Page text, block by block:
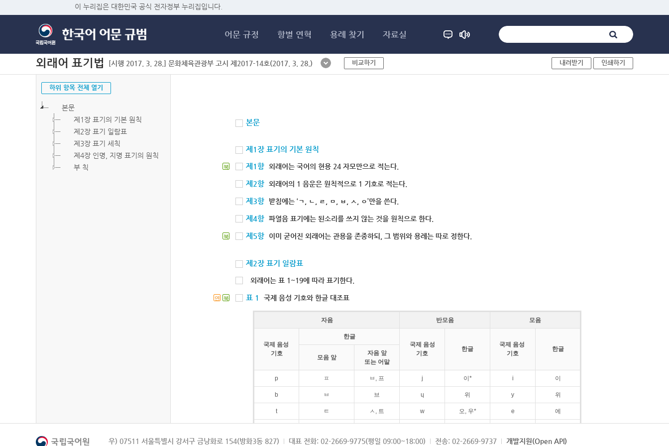
이 누리집은 대한민국 공식 전자정부 누리집입니다.
어문 규정 항별 연혁 용례 찾기 자료실
외래어 표기법 [시행 2017. 3. 28.] 문화체육관광부 고시 제2017-14호(2017. 3. 28.) 비교하기 내려받기 인쇄하기
하위 항목 전체 열기
본문
제1장 표기의 기본 원칙
제2장 표기 일람표
제3장 표기 세칙
제4장 인명, 지명 표기의 원칙
부 칙
본문
제1장 표기의 기본 원칙
북 제1항 외래어는 국어의 현용 24 자모만으로 적는다.
제2항 외래어의 1 음운은 원칙적으로 1 기호로 적는다.
제3항 받침에는 ‘ㄱ, ㄴ, ㄹ, ㅁ, ㅂ, ㅅ, ㅇ’만을 쓴다.
제4항 파열음 표기에는 된소리를 쓰지 않는 것을 원칙으로 한다.
북 제5항 이미 굳어진 외래어는 관용을 존중하되, 그 범위와 용례는 따로 정한다.
제2장 표기 일람표
외래어는 표 1~19에 따라 표기한다.
연 북 표 1 국제 음성 기호와 한글 대조표
자음 반모음 모음
국제 음성
기호
한글
국제 음성
기호
한글
국제 음성
기호
한글
모음 앞
자음 앞
또는 어말
p ㅍ ㅂ, 프 j 이* i 이
b ㅂ 브 ɥ 위 y 위
t ㅌ ㅅ, 트 w 오, 우* e 에
k ㅋ ㄱ, 크 ɛ 에
우) 07511 서울특별시 강서구 금낭화로 154(방화3동 827) 대표 전화: 02-2669-9775(평일 09:00~18:00) 전송: 02-2669-9737 개발지원(Open API)